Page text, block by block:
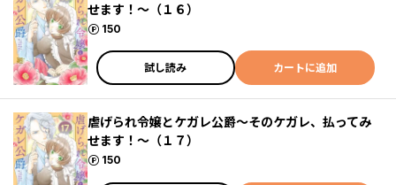
せます！～（１６）
150
ポイント
試し読み カートに追加
虐げられ令嬢とケガレ公爵～そのケガレ、払ってみ
せます！～（１７）
150
ポイント